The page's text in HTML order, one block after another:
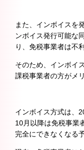
また、インボイスを
ンボイス発行可能な
り、免税事業者は不
そのため、インボイ
課税事業者の方がメ
インボイス方式は、
10月以降は免税事業
完全にできなくなる